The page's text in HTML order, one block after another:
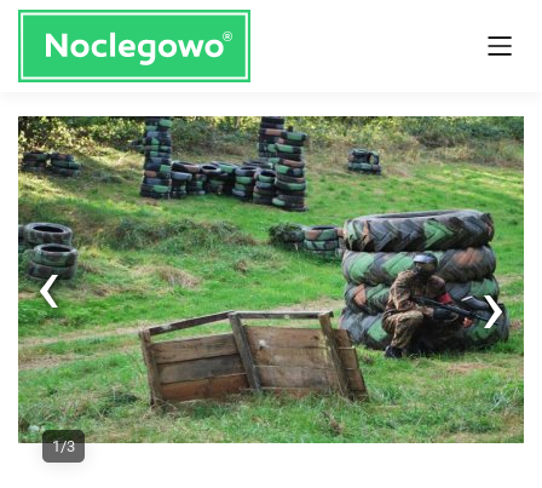
Next
1/3